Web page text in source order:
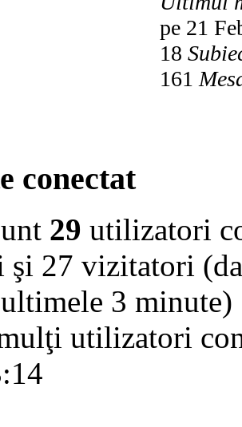
pe 21
18
161
conectat
29 utilizatori
27 vizitatori
3 minute)
utilizatori